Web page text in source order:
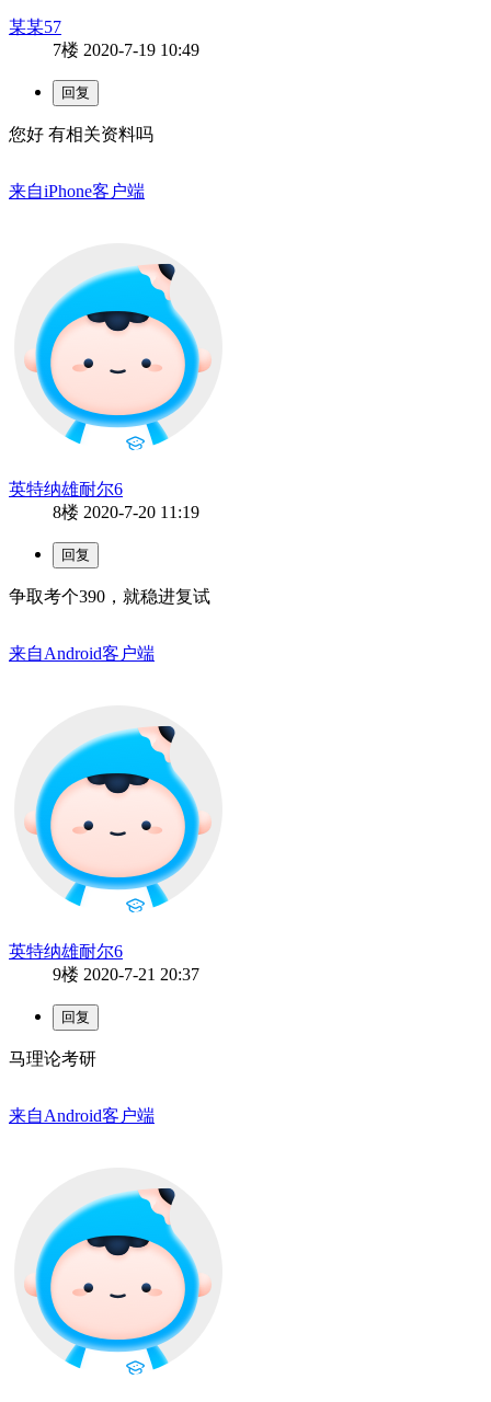
某某57
7楼 2020-7-19 10:49
您好 有相关资料吗
来自iPhone客户端
英特纳雄耐尔6
8楼 2020-7-20 11:19
争取考个390，就稳进复试
来自Android客户端
英特纳雄耐尔6
9楼 2020-7-21 20:37
马理论考研
来自Android客户端